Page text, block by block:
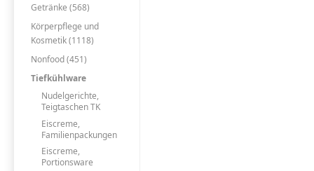
Getränke (568)
Körperpflege und
Kosmetik (1118)
Nonfood (451)
Tiefkühlware
Nudelgerichte,
Teigtaschen TK
Eiscreme,
Familienpackungen
Eiscreme,
Portionsware